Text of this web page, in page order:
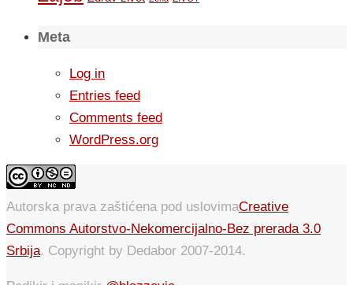
Meta
Log in
Entries feed
Comments feed
WordPress.org
Autorska prava zaštićena pod uslovimaCreative
Commons Autorstvo-Nekomercijalno-Bez prerada 3.0
Srbija. Copyright by Dedabor 2007-2014.